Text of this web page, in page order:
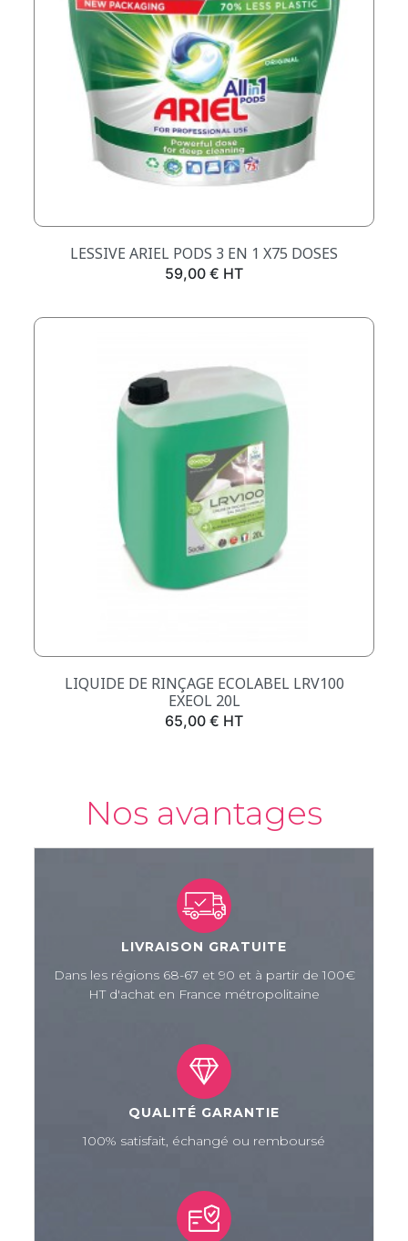
LESSIVE ARIEL PODS 3 EN 1 X75 DOSES
Prix
59,00 € HT
LIQUIDE DE RINÇAGE ECOLABEL LRV100
EXEOL 20L
Prix
65,00 € HT
Nos avantages
LIVRAISON GRATUITE
Dans les régions 68-67 et 90 et à partir de 100€
HT d'achat en France métropolitaine
QUALITÉ GARANTIE
100% satisfait, échangé ou remboursé